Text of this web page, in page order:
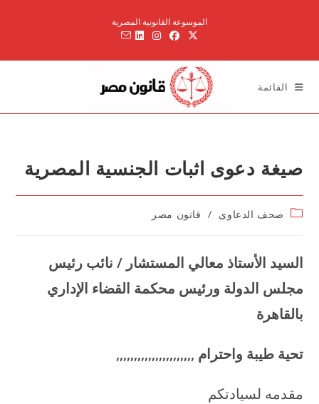
الموسوعة القانونية المصرية
القائمة
صيغة دعوى اثبات الجنسية المصرية
Postصحف الدعاوى / قانون مصر
السيد الأستاذ معالي المستشار / نائب رئيس
مجلس الدولة ورئيس محكمة القضاء الإداري
بالقاهرة
تحية طيبة واحترام ,,,,,,,,,,,,,,,,,,,,,,
مقدمه لسيادتكم